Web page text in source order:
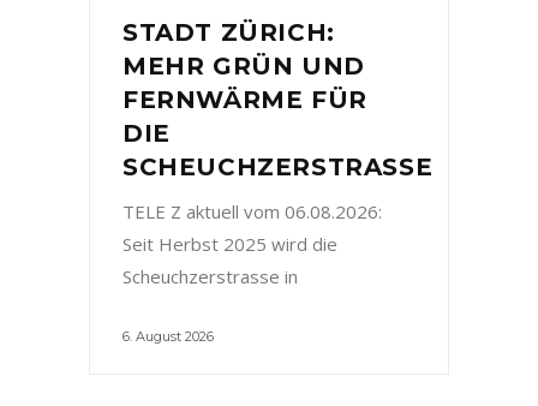
STADT ZÜRICH:
MEHR GRÜN UND
FERNWÄRME FÜR
DIE
SCHEUCHZERSTRASSE
TELE Z aktuell vom 06.08.2026:
Seit Herbst 2025 wird die
Scheuchzerstrasse in
6. August 2026